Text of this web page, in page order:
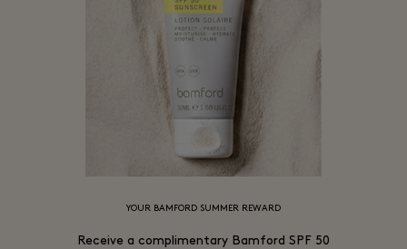
YOUR BAMFORD SUMMER REWARD
Receive a complimentary Bamford SPF 50